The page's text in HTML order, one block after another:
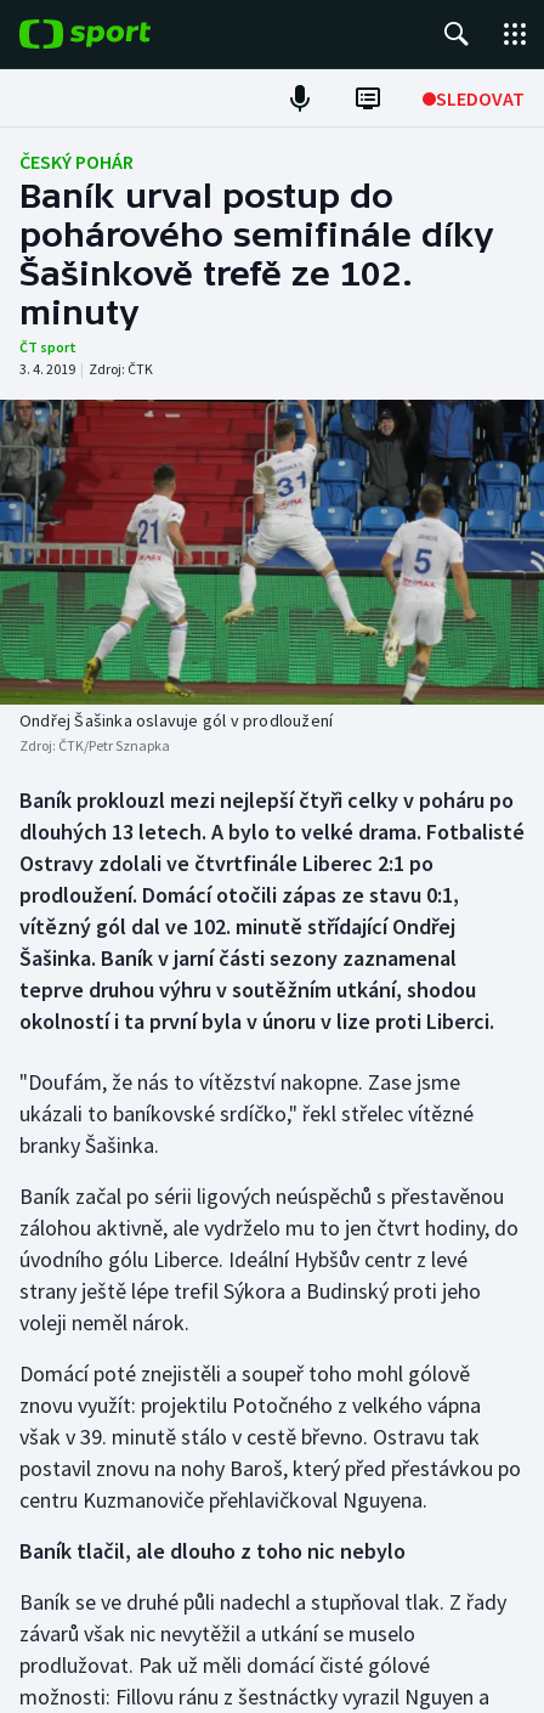
SLEDOVAT
Fotbal
Hokej
Tenis
Atletika
DALŠÍ SPORTY
Americký fotbal
Baseball a softbal
Basketbal
Biatlon
Boby a skeleton
Box
Curling
Dostihy
Florbal
Futsal
Golf
Gymnastika
Házená
Jezdectví
Judo
Krasobruslení
Lezení
Lyže a snowboard
Moderní pětiboj
Motorsport
Olympijské hry
NEPŘEHLÉDNĚTE
Soutěže
Historické návraty
Aplikace ČT sport
AZ kvíz
ČESKÝ POHÁR
Baník urval postup do
pohárového semifinále díky
Šašinkově trefě ze 102.
minuty
ČT sport
3. 4. 2019 | Zdroj: ČTK
Ondřej Šašinka oslavuje gól v prodloužení
Zdroj: ČTK/Petr Sznapka
Baník proklouzl mezi nejlepší čtyři celky v poháru po
dlouhých 13 letech. A bylo to velké drama. Fotbalisté
Ostravy zdolali ve čtvrtfinále Liberec 2:1 po
prodloužení. Domácí otočili zápas ze stavu 0:1,
vítězný gól dal ve 102. minutě střídající Ondřej
Šašinka. Baník v jarní části sezony zaznamenal
teprve druhou výhru v soutěžním utkání, shodou
okolností i ta první byla v únoru v lize proti Liberci.
"Doufám, že nás to vítězství nakopne. Zase jsme
ukázali to baníkovské srdíčko," řekl střelec vítězné
branky Šašinka.
Baník začal po sérii ligových neúspěchů s přestavěnou
zálohou aktivně, ale vydrželo mu to jen čtvrt hodiny, do
úvodního gólu Liberce. Ideální Hybšův centr z levé
strany ještě lépe trefil Sýkora a Budinský proti jeho
voleji neměl nárok.
Domácí poté znejistěli a soupeř toho mohl gólově
znovu využít: projektilu Potočného z velkého vápna
však v 39. minutě stálo v cestě břevno. Ostravu tak
postavil znovu na nohy Baroš, který před přestávkou po
centru Kuzmanoviče přehlavičkoval Nguyena.
Baník tlačil, ale dlouho z toho nic nebylo
Baník se ve druhé půli nadechl a stupňoval tlak. Z řady
závarů však nic nevytěžil a utkání se muselo
prodlužovat. Pak už měli domácí čisté gólové
možnosti: Fillovu ránu z šestnáctky vyrazil Nguyen a